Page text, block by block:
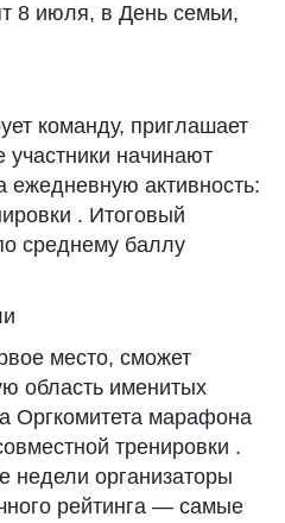
8 июля, в День семьи,
команду, приглашает
начинают
ежедневную активность:
. Итоговый
среднему баллу
место, сможет
область именитых
Оргкомитета марафона
тренировки .
недели организаторы
рейтинга — самые